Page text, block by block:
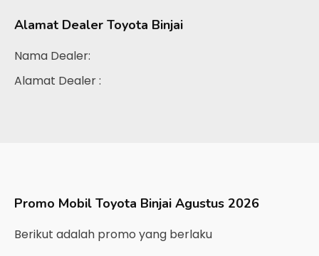
Alamat Dealer Toyota Binjai
Nama Dealer:
Alamat Dealer :
Promo Mobil Toyota Binjai Agustus 2026
Berikut adalah promo yang berlaku